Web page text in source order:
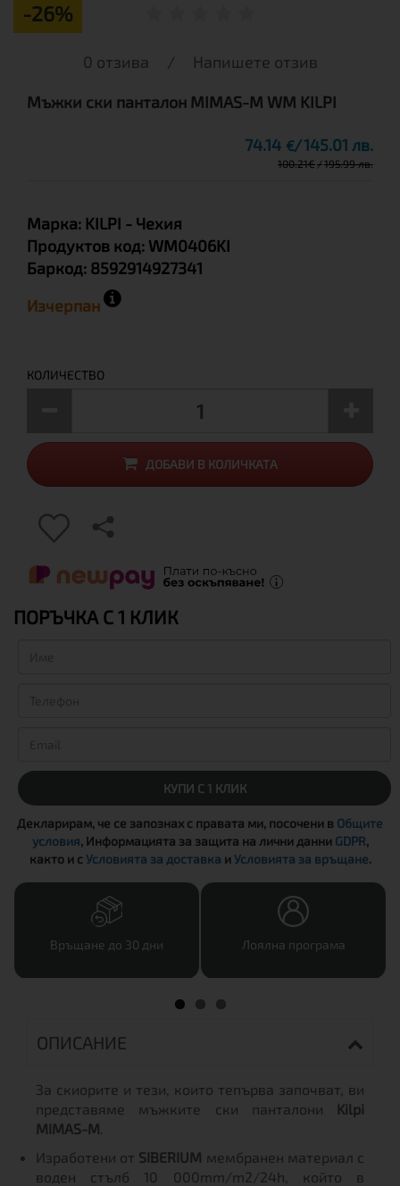
-26%
0 отзива / Напишете отзив
Мъжки ски панталон MIMAS-M WM KILPI
74.14 € 145.01 лв.
100.21€ 195.99 лв.
Марка: KILPI - Чехия
Продуктов код: WM0406KI
Баркод: 8592914927341
Изчерпан
КОЛИЧЕСТВО
ДОБАВИ В КОЛИЧКАТА
ПОРЪЧКА С 1 КЛИК
КУПИ С 1 КЛИК
Декларирам, че се запознах с правата ми, посочени в Общите
условия, Информацията за защита на лични данни GDPR,
както и сУсловията за доставка иУсловията за връщане.
Връщане до 30 дни Лоялна програма
ОПИСАНИЕ
За скиорите и тези, които тепърва започват, ви
представяме мъжките ски панталони
Kilpi
MIMAS-M.
Изработени от SIBERIUM мембранен материал с
воден стълб 10 000mm/m2/24h, който в